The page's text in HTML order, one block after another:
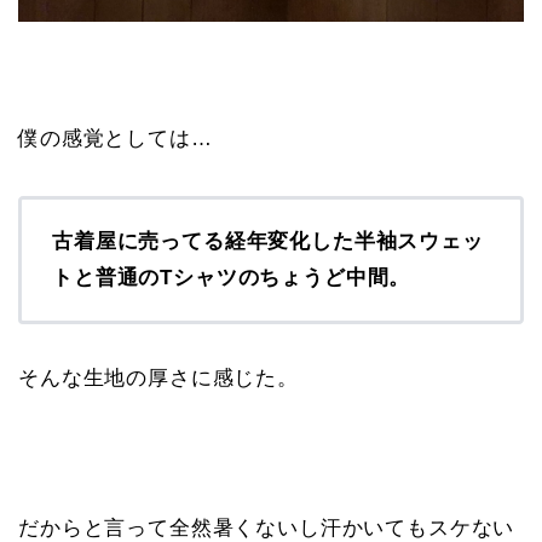
僕の感覚としては…
古着屋に売ってる経年変化した半袖スウェッ
トと普通のTシャツのちょうど中間。
そんな生地の厚さに感じた。
だからと言って全然暑くないし汗かいてもスケない